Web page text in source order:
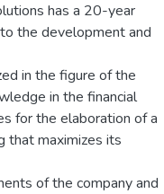
has a 20-year
the development and
in the figure of the
in the financial
for the elaboration of a
that maximizes its
of the company and